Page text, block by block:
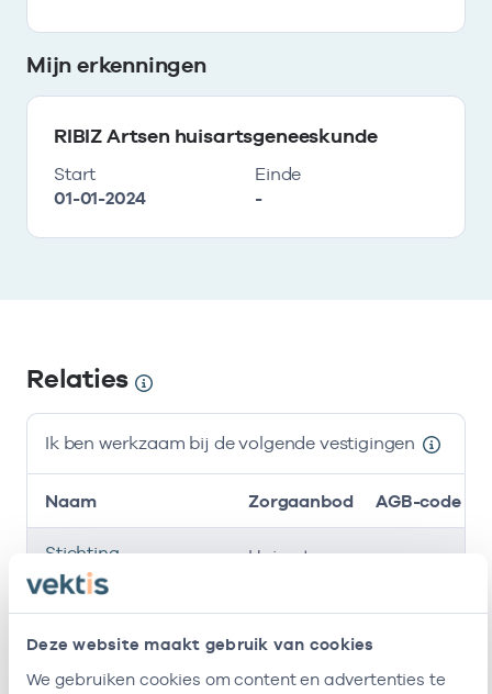
Deze website maakt gebruik van cookies
We gebruiken cookies om content en advertenties te
Mijn erkenningen
RIBIZ Artsen huisartsgeneeskunde
Start
01-01-2024
Einde
-
Relaties
Ik ben werkzaam bij de volgende vestigingen
Naam Zorgaanbod AGB-code
Stichting
Amsterdamse
Gezondheidscentra
Huisarts -
Gezondheidscentrum
De Keyzer
Huisarts